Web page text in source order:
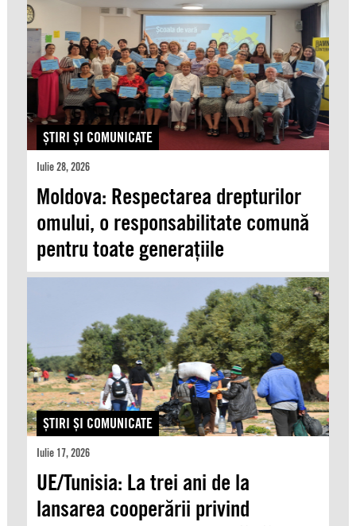
ŞTIRI ŞI COMUNICATE
Iulie 28, 2026
Moldova: Respectarea drepturilor
omului, o responsabilitate comună
pentru toate generațiile
ŞTIRI ŞI COMUNICATE
Iulie 17, 2026
UE/Tunisia: La trei ani de la
lansarea cooperării privind